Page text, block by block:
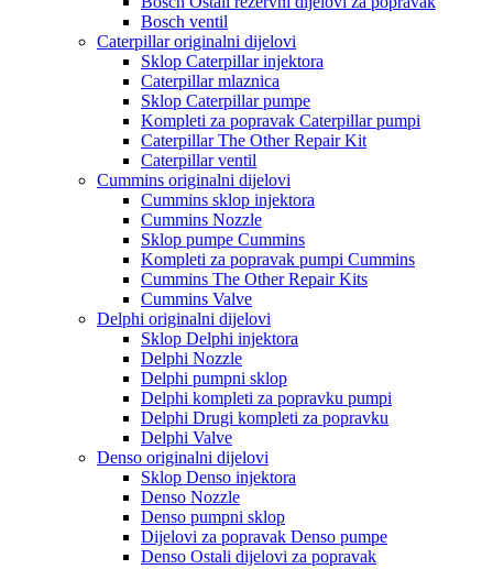
Bosch ventil
Caterpillar originalni dijelovi
Sklop Caterpillar injektora
Caterpillar mlaznica
Sklop Caterpillar pumpe
Kompleti za popravak Caterpillar pumpi
Caterpillar The Other Repair Kit
Caterpillar ventil
Cummins originalni dijelovi
Cummins sklop injektora
Cummins Nozzle
Sklop pumpe Cummins
Kompleti za popravak pumpi Cummins
Cummins The Other Repair Kits
Cummins Valve
Delphi originalni dijelovi
Sklop Delphi injektora
Delphi Nozzle
Delphi pumpni sklop
Delphi kompleti za popravku pumpi
Delphi Drugi kompleti za popravku
Delphi Valve
Denso originalni dijelovi
Sklop Denso injektora
Denso Nozzle
Denso pumpni sklop
Dijelovi za popravak Denso pumpe
Denso Ostali dijelovi za popravak